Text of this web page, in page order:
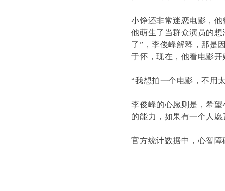
小铮还非常迷恋电影，
他萌生了当群众演员的
了”，李俊峰解释，那是
于怀，现在，他看电影
“我想拍一个电影，不用
李俊峰的心愿则是，希
的能力，如果有一个人
官方统计数据中，心智